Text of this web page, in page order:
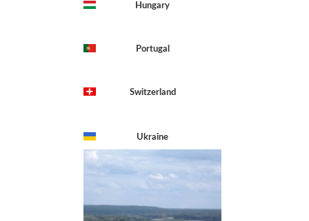
Hungary
Portugal
Switzerland
Ukraine